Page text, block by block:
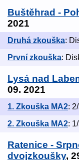
Buštěhrad -
2021
Druhá zkouška:
První zkouška:
Lysá nad
09. 2021
1. Zkouška MA2:
2. Zkouška MA2:
Ratenice -
dvojzkoušky,